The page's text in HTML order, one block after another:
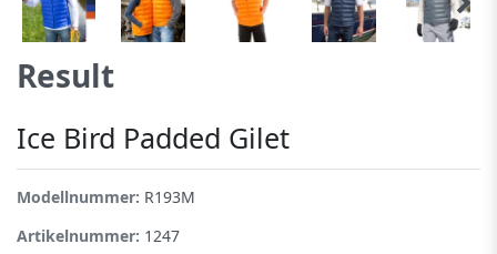
Result
Ice Bird Padded Gilet
Modellnummer: R193M
Artikelnummer: 1247